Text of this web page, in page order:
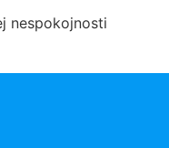
nespokojnosti